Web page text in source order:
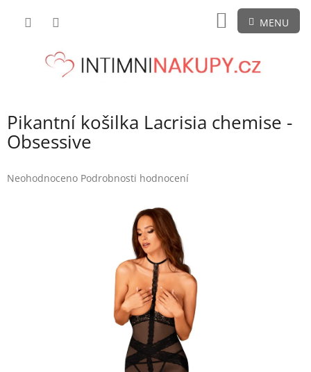
NÁKUPNÍ
KOŠÍK
Pikantní košilka Lacrisia chemise -
Obsessive
Průměrné
Neohodnoceno Podrobnosti hodnocení